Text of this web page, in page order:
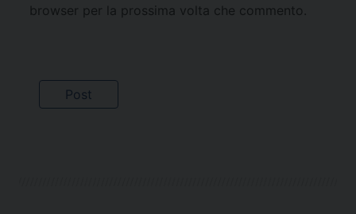
browser per la prossima volta che commento.